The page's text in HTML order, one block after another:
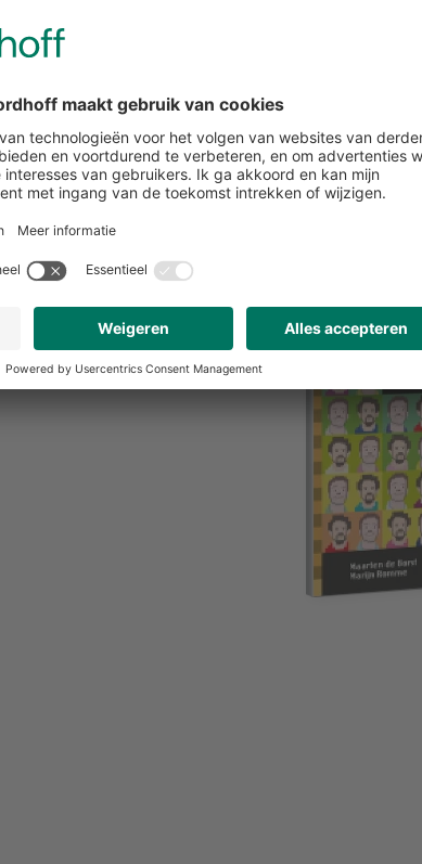
boek lanceren we twee
– 2